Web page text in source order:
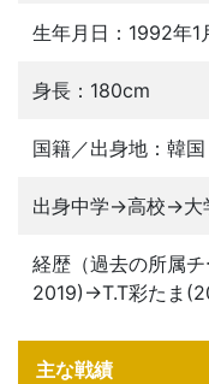
生年月日：1992年1
身長：180cm
国籍／出身地：韓
出身中学→高校→大
経歴（過去の所属
2019)→T.T彩たま
主な戦績